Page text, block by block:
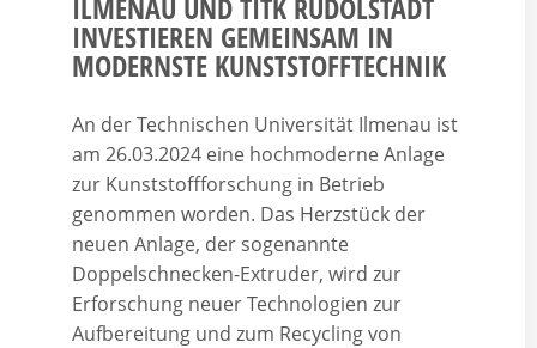
INVESTIEREN GEMEINSAM IN
MODERNSTE KUNSTSTOFFTECHNIK
An der Technischen Universität Ilmenau ist
am 26.03.2024 eine hochmoderne Anlage
zur Kunststoffforschung in Betrieb
genommen worden. Das Herzstück der
neuen Anlage, der sogenannte
Doppelschnecken-Extruder, wird zur
Erforschung neuer Technologien zur
Aufbereitung und zum Recycling von